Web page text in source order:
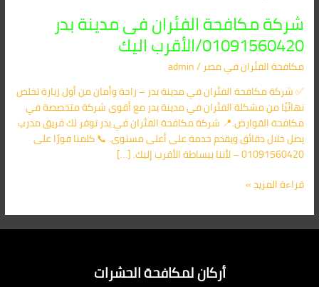
شركة مكافحة الفئران فى مدينة بدر
01091560420/الأقرب اليك
مكافحة الفئران​ في مصر/
admin
✅ شركة مكافحة الفئران في مدينة بدر – راحة وأمان من أول زيارة تخلص
نهائيًا من مشكلة الفئران في مدينة بدر مع أقوى شركة متخصصة في
مكافحة القوارض.📍 شركة مكافحة الفئران في بدر توفر لك فريق مدرب
يصل خلال دقائق ويقدم خدمة على أعلى مستوى. 📞 كلمنا فورًا على
01091560420 – لأننا ببساطة الأقرب إليك. […]
الفئران
فى
مدينة
بدر
الأقرب
اليك
قراءة المزيد »
أركان لمكافحة الحشرات